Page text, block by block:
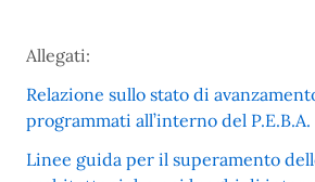
Allegati:
Relazione sullo stato di
programmati all’interno del P.E.B.A.
Linee guida per il superamento